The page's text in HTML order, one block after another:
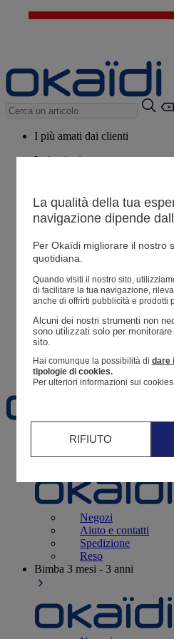
🔥SALDI : Ancora più
I più amati dai clienti
Ispirazioni
Potrebbero piacerti anche
Tutti i prodotti
Resoconto di un ordine
Preferiti
3 - 12 mesi
Negozi
Aiuto e contatti
Spedizione
Reso
Bimba 3 mesi - 3 anni
La qualità della tua
navigazione dipende
Per Okaïdi migliorare il nostro
quotidiana.
Quando visiti il ​​nostro sito,
di facilitare la tua navigazione,
anche di offrirti pubblicità e prodotti
Alcuni dei nostri strumenti non
sono utilizzati solo per
sito.
Hai comunque la possibilità di dare
tipologie di cookies.
Per ulteriori informazioni sui
RIFIUTO